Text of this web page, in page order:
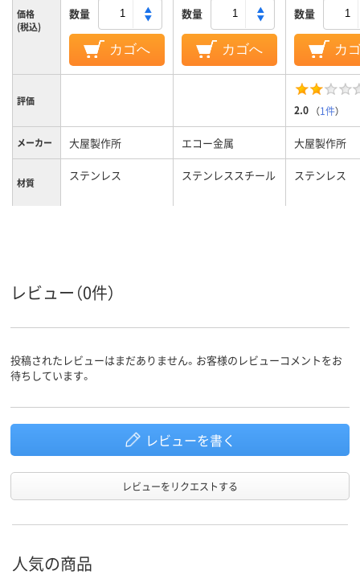
価格
(税込)
数量
カゴへ
数量
カゴへ
数量
カ
評価
2.0 （1件）
メーカー 大屋製作所 エコー金属 大屋製作所
材質 ステンレス ステンレススチール ステンレス
レビュー（0件）
投稿されたレビューはまだありません。お客様のレビューコメントをお
待ちしています。
レビューを書く
レビューをリクエストする
人気の商品